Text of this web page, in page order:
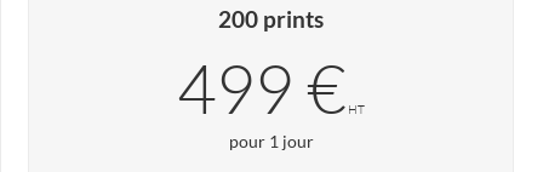
200 prints
499 € HT
pour 1 jour